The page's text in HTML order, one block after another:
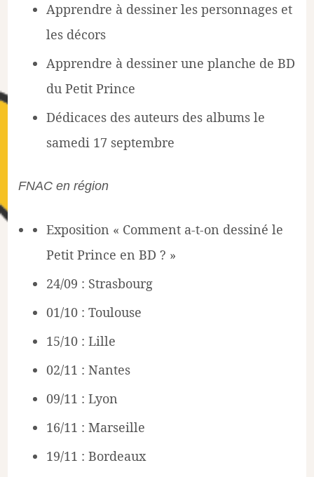
Apprendre à dessiner les personnages et
les décors
Apprendre à dessiner une planche de BD
du Petit Prince
Dédicaces des auteurs des albums le
samedi 17 septembre
FNAC en région
Exposition « Comment a-t-on dessiné le
Petit Prince en BD ? »
24/09 : Strasbourg
01/10 : Toulouse
15/10 : Lille
02/11 : Nantes
09/11 : Lyon
16/11 : Marseille
19/11 : Bordeaux